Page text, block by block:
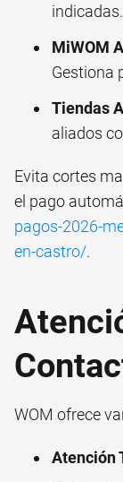
indicadas.
MiWOM
Gestiona
Tiendas
aliados
Evita cortes
el pago
pagos-2026-
en-castro/.
WOM ofrece
Atención